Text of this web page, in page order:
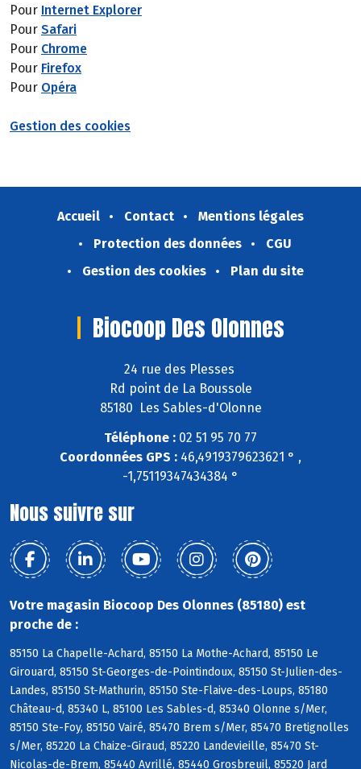
Pour Internet Explorer
Pour Safari
Pour Chrome
Pour Firefox
Pour Opéra
Gestion des cookies
Accueil Contact
Mentions légales
Protection des données
CGU
Gestion des cookies
Plan du site
Biocoop Des Olonnes
24 rue des Plesses
Rd point de La Boussole
85180 Les Sables-d'Olonne
Téléphone : 02 51 95 70 77
Coordonnées GPS : 46,4919379623621 ° ,
-1,75119347434384 °
Nous suivre sur
Votre magasin Biocoop Des Olonnes (85180) est
proche de :
85150 La Chapelle-Achard, 85150 La Mothe-Achard, 85150 Le
Girouard, 85150 St-Georges-de-Pointindoux, 85150 St-Julien-des-
Landes, 85150 St-Mathurin, 85150 Ste-Flaive-des-Loups, 85180
Château-d, 85340 L, 85100 Les Sables-d, 85340 Olonne s/Mer,
85150 Ste-Foy, 85150 Vairé, 85470 Brem s/Mer, 85470 Bretignolles
s/Mer, 85220 La Chaize-Giraud, 85220 Landevieille, 85470 St-
Nicolas-de-Brem, 85440 Avrillé, 85440 Grosbreuil, 85520 Jard